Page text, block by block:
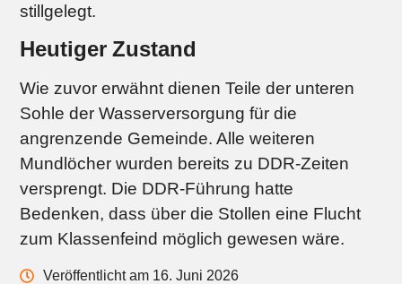
stillgelegt.
Heutiger Zustand
Wie zuvor erwähnt dienen Teile der unteren
Sohle der Wasserversorgung für die
angrenzende Gemeinde. Alle weiteren
Mundlöcher wurden bereits zu DDR‑Zeiten
versprengt. Die DDR‑Führung hatte
Bedenken, dass über die Stollen eine Flucht
zum Klassenfeind möglich gewesen wäre.
Veröffentlicht am 16. Juni 2026